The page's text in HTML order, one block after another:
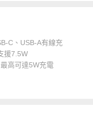
C、USB-A有線充
援7.5W
高可達5W充電